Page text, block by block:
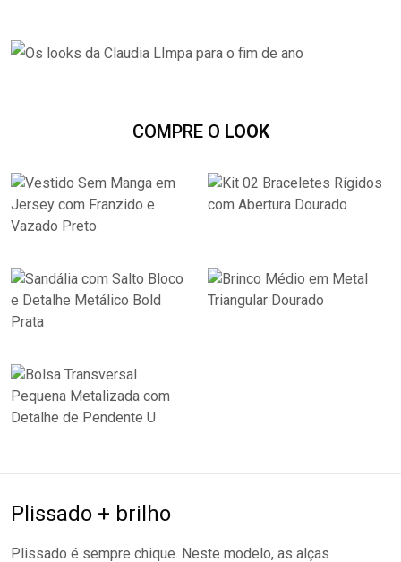
COMPRE O LOOK
Plissado + brilho
Plissado é sempre chique. Neste modelo, as alças